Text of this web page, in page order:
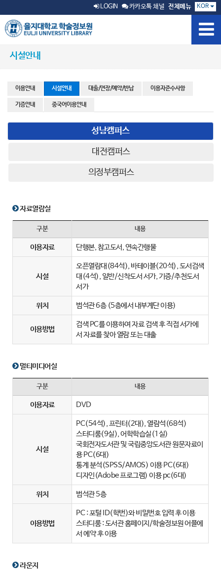
LOGIN 카카오톡 채널 전체메뉴 KOR
시설안내
이용안내 시설안내 대출/연장/예약/반납 이용자준수사항
기증안내 중국어이용안내
성남캠퍼스
대전캠퍼스
의정부캠퍼스
자료열람실
구분 내용
이용자료 단행본, 참고도서, 연속간행물
시설
오픈열람대(84석), 바테이블(20석), 도서검색
대(4석), 일반/신착도서 서가, 기증/추천도서
서가
위치 범석관 6층 (5층에서 내부계단 이용)
이용방법
검색 PC를 이용하여 자료 검색 후 직접 서가에
서 자료를 찾아 열람 또는 대출
멀티미디어실
구분 내용
이용자료 DVD
시설
PC(54석), 프린터(2대), 열람석(68석)
스터디룸(9실), 어학학습실(1실)
국회전자도서관 및 국립중앙도서관 원문자료이
용 PC(6대)
통계 분석(SPSS/AMOS) 이용 PC(6대)
디자인(Adobe 프로그램) 이용 pc(6대)
위치 범석관 5층
이용방법
PC : 포털 ID(학번)와 비밀번호 입력 후 이용
스터디룸 : 도서관 홈페이지/학술정보원 어플에
서 예약 후 이용
라운지